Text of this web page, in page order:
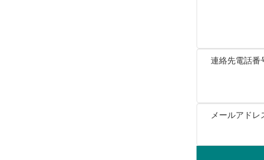
連絡先電話番
メールアドレ